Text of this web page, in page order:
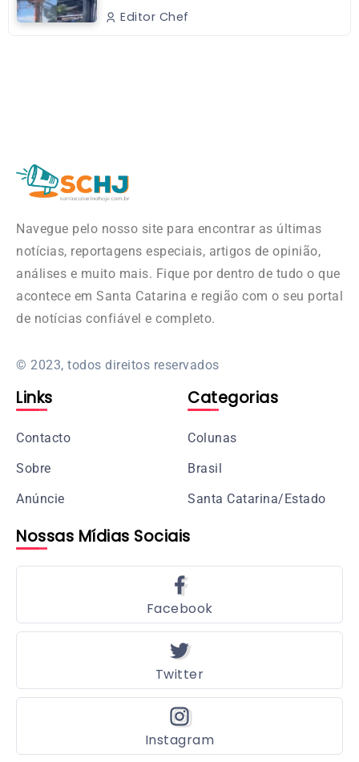
Editor Chef
Navegue pelo nosso site para encontrar as últimas
notícias, reportagens especiais, artigos de opinião,
análises e muito mais. Fique por dentro de tudo o que
acontece em Santa Catarina e região com o seu portal
de notícias confiável e completo.
© 2023, todos direitos reservados
Links
Contacto
Sobre
Anúncie
Categorias
Colunas
Brasil
Santa Catarina/Estado
Nossas Mídias Sociais
Facebook
Twitter
Instagram